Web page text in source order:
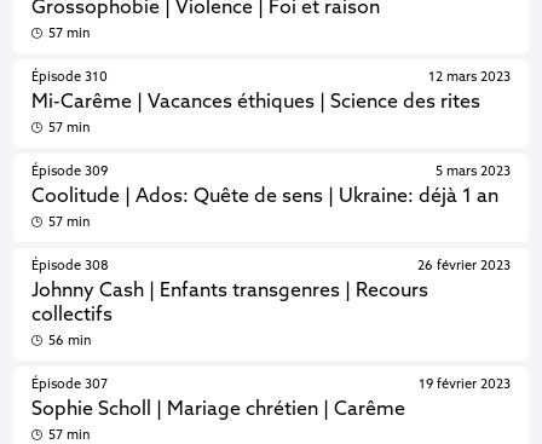
Grossophobie | Violence | Foi et raison
57 min
Épisode 310
Mi-Carême | Vacances éthiques | Science des rites
12 mars 2023
57 min
Épisode 309
Coolitude | Ados: Quête de sens | Ukraine: déjà 1 an
5 mars 2023
57 min
Épisode 308
Johnny Cash | Enfants transgenres | Recours
collectifs
26 février 2023
56 min
Épisode 307
Sophie Scholl | Mariage chrétien | Carême
19 février 2023
57 min